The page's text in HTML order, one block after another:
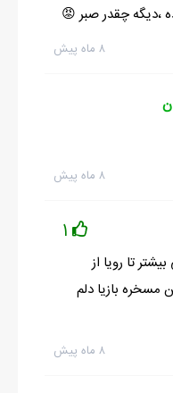
،دیگه چقدر صبر 😡
۸ ماه پیش
۸ ماه پیش
1
تا رویا از
بازیا دلم
۸ ماه پیش